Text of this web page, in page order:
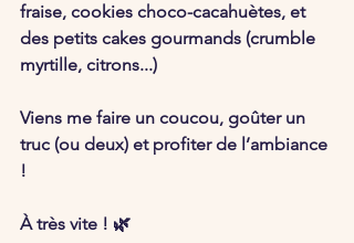
fraise, cookies choco-cacahuètes, et
des petits cakes gourmands (crumble
myrtille, citrons...)
Viens me faire un coucou, goûter un
truc (ou deux) et profiter de l’ambiance
!
À très vite ! 🌿